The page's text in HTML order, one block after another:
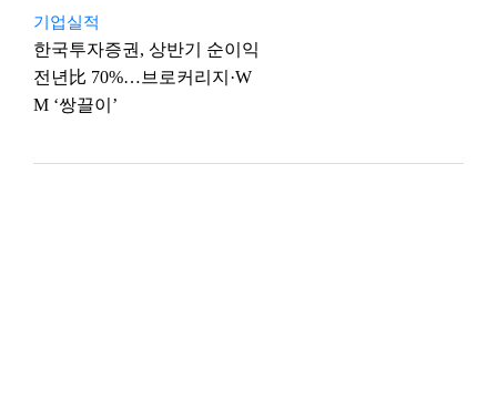
기업실적
한국투자증권, 상반기 순이익
전년比 70%…브로커리지·W
M ‘쌍끌이’